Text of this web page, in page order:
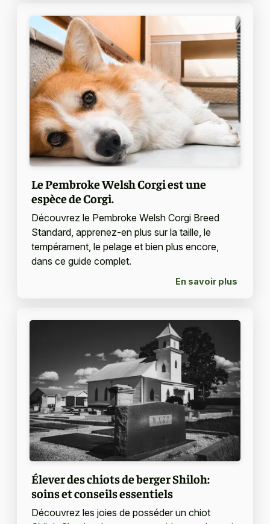
Le Pembroke Welsh Corgi est une
espèce de Corgi.
Découvrez le Pembroke Welsh Corgi Breed
Standard, apprenez-en plus sur la taille, le
tempérament, le pelage et bien plus encore,
dans ce guide complet.
En savoir plus
Élever des chiots de berger Shiloh:
soins et conseils essentiels
Découvrez les joies de posséder un chiot